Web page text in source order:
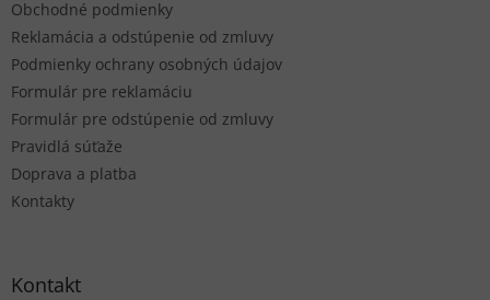
Obchodné podmienky
Reklamácia a odstúpenie od zmluvy
Podmienky ochrany osobných údajov
Formulár pre reklamáciu
Formulár pre odstúpenie od zmluvy
Pravidlá súťaže
Doprava a platba
Kontakty
Kontakt